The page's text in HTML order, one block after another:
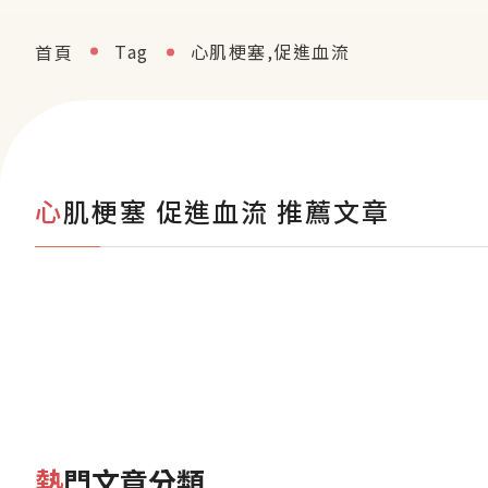
首頁 Tag 心肌梗塞,促進血流
心肌梗塞 促進血流 推薦文章